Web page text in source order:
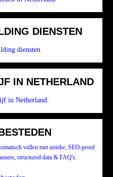
DIENSTEN
diensten
IN NETHERLAND
in Netherland
vullen met unieke, SEO-proof
structured data & FAQ's.